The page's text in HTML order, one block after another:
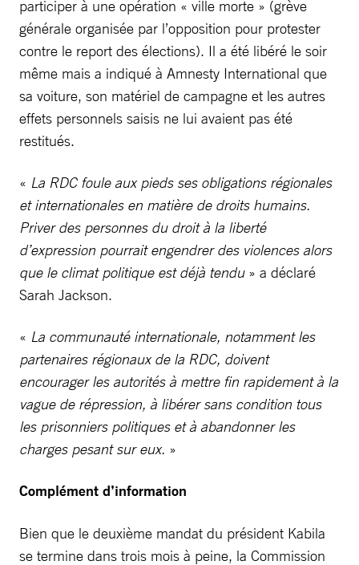
participer à une opération « ville morte » (grève
générale organisée par l’opposition pour protester
contre le report des élections). Il a été libéré le soir
même mais a indiqué à Amnesty International que
sa voiture, son matériel de campagne et les autres
effets personnels saisis ne lui avaient pas été
restitués.
« La RDC foule aux pieds ses obligations régionales
et internationales en matière de droits humains.
Priver des personnes du droit à la liberté
d’expression pourrait engendrer des violences alors
que le climat politique est déjà tendu» a déclaré
Sarah Jackson.
« La communauté internationale, notamment les
partenaires régionaux de la RDC, doivent
encourager les autorités à mettre fin rapidement à la
vague de répression, à libérer sans condition tous
les prisonniers politiques et à abandonner les
charges pesant sur eux. »
Complément d’information
Bien que le deuxième mandat du président Kabila
se termine dans trois mois à peine, la Commission